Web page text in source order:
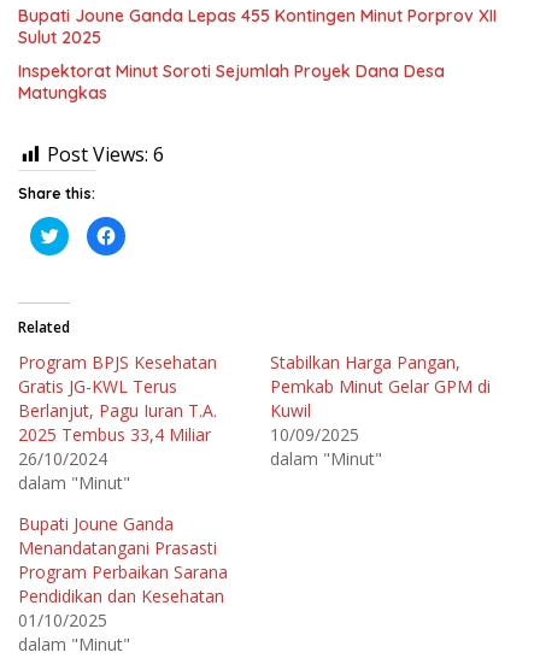
Bupati Joune Ganda Lepas 455 Kontingen Minut Porprov XII
Sulut 2025
Inspektorat Minut Soroti Sejumlah Proyek Dana Desa
Matungkas
Post Views: 6
Share this:
K
l
n
u
b
r
b
a
g
p
a
d
T
w
i
t
t
e
r
(
M
e
K
l
m
e
m
b
a
g
a
n
a
c
e
b
o
k
(
Related
Program BPJS Kesehatan
Gratis JG-KWL Terus
Berlanjut, Pagu Iuran T.A.
2025 Tembus 33,4 Miliar
26/10/2024
dalam "Minut"
Stabilkan Harga Pangan,
Pemkab Minut Gelar GPM di
Kuwil
10/09/2025
dalam "Minut"
Bupati Joune Ganda
Menandatangani Prasasti
Program Perbaikan Sarana
Pendidikan dan Kesehatan
01/10/2025
dalam "Minut"